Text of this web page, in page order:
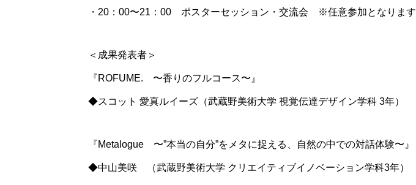
・20：00〜21：00 ポスターセッション・交流会 ※任意参加となります
＜成果発表者＞
『ROFUME. 〜香りのフルコース〜』
◆スコット 愛真ルイーズ（武蔵野美術大学 視覚伝達デザイン学科 3年）
『Metalogue 〜”本当の自分”をメタに捉える、自然の中での対話体験〜』
◆中山美咲 （武蔵野美術大学 クリエイティブイノベーション学科3年）